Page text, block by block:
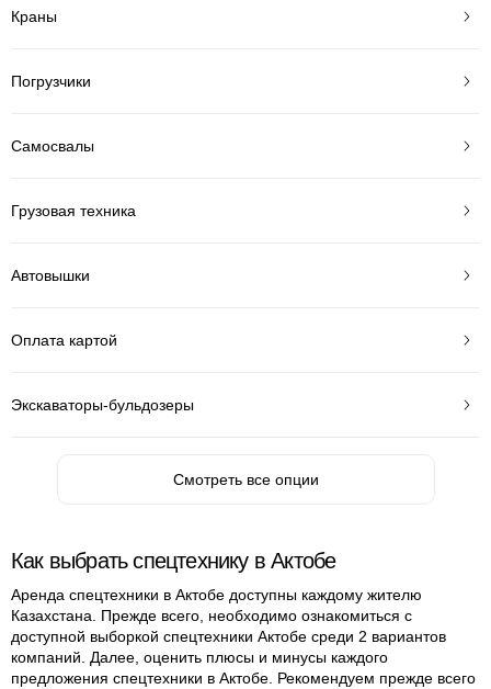
Краны
Погрузчики
Самосвалы
Грузовая техника
Автовышки
Оплата картой
Экскаваторы-бульдозеры
Смотреть все опции
Как выбрать спецтехнику в Актобе
Аренда спецтехники в Актобе доступны каждому жителю
Казахстана. Прежде всего, необходимо ознакомиться с
доступной выборкой спецтехники Актобе среди 2 вариантов
компаний. Далее, оценить плюсы и минусы каждого
предложения спецтехники в Актобе. Рекомендуем прежде всего